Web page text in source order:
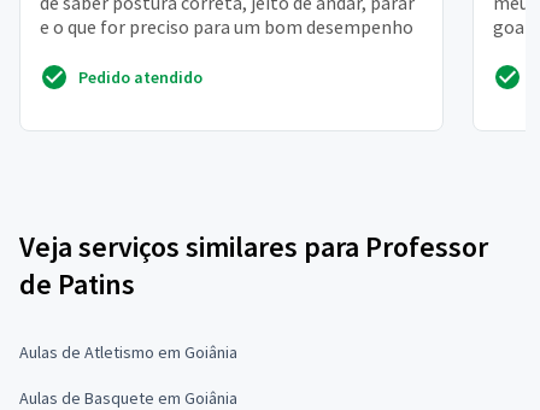
e o que for preciso para um bom desempenho
Pedido atendido
Veja serviços similares para Professor
de Patins
Aulas de Atletismo em Goiânia
Aulas de Basquete em Goiânia